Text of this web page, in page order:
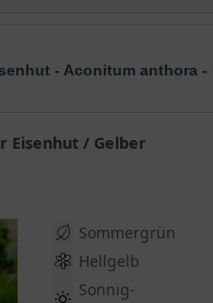
den Eisenhut
- Aconitum anthora -
Sommergrün
Hellgelb
Sonnig-